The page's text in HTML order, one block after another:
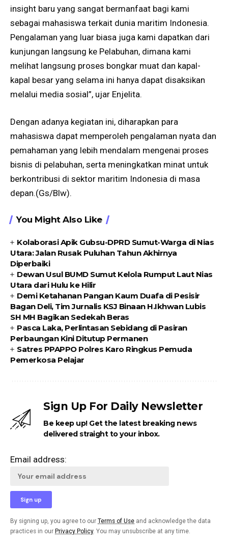
insight baru yang sangat bermanfaat bagi kami
sebagai mahasiswa terkait dunia maritim Indonesia.
Pengalaman yang luar biasa juga kami dapatkan dari
kunjungan langsung ke Pelabuhan, dimana kami
melihat langsung proses bongkar muat dan kapal-
kapal besar yang selama ini hanya dapat disaksikan
melalui media sosial”, ujar Enjelita.
Dengan adanya kegiatan ini, diharapkan para
mahasiswa dapat memperoleh pengalaman nyata dan
pemahaman yang lebih mendalam mengenai proses
bisnis di pelabuhan, serta meningkatkan minat untuk
berkontribusi di sektor maritim Indonesia di masa
depan.(Gs/Blw).
You Might Also Like
Kolaborasi Apik Gubsu-DPRD Sumut-Warga di Nias
Utara: Jalan Rusak Puluhan Tahun Akhirnya
Diperbaiki
Dewan Usul BUMD Sumut Kelola Rumput Laut Nias
Utara dari Hulu ke Hilir
Demi Ketahanan Pangan Kaum Duafa di Pesisir
Bagan Deli, Tim Jurnalis KSJ Binaan H.Ikhwan Lubis
SH MH Bagikan Sedekah Beras
Pasca Laka, Perlintasan Sebidang di Pasiran
Perbaungan Kini Ditutup Permanen
Satres PPAPPO Polres Karo Ringkus Pemuda
Pemerkosa Pelajar
Sign Up For Daily Newsletter
Be keep up! Get the latest breaking news
delivered straight to your inbox.
Email address:
By signing up, you agree to our Terms of Use and acknowledge the data
practices in our Privacy Policy. You may unsubscribe at any time.